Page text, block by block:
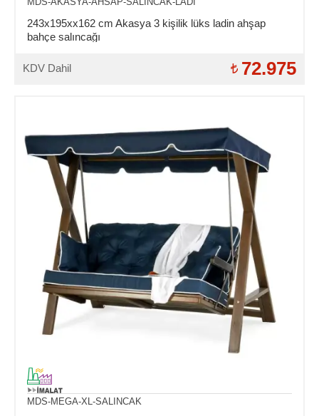
243x195xx162 cm Akasya 3 kişilik lüks ladin ahşap
bahçe salıncağı
KDV Dahil 72.975
MDS-MEGA-XL-SALINCAK